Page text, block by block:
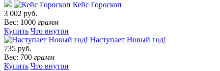
Кейс Гороскоп
3 002 руб.
Вес: 1000 грамм
Купить Что внутри
Наступает Новый год!
735 руб.
Вес: 700 грамм
Купить Что внутри